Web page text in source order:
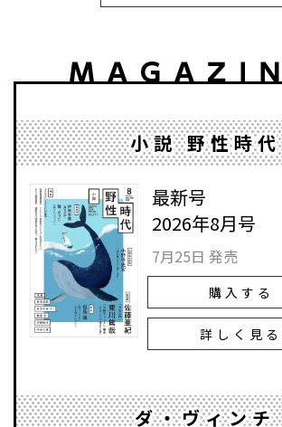
小説 野性時代
最新号
2026年8月号
7月25日 発売
購入する
詳しく見る
ダ・ヴィンチ